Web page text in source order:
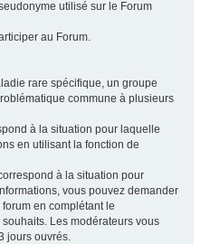
utilisé sur le Forum
au Forum.
rare spécifique, un groupe
commune à plusieurs
à la situation pour laquelle
en utilisant la fonction de
à la situation pour
vous pouvez demander
en complétant le
Les modérateurs vous
jours ouvrés.